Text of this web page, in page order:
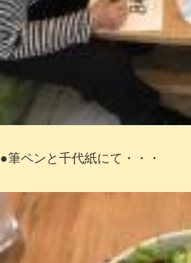
●筆ペンと千代紙にて・・・